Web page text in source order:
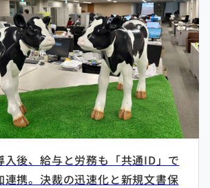
入後、給与と労務も「共通ID」で
連携。決裁の迅速化と新規文書保